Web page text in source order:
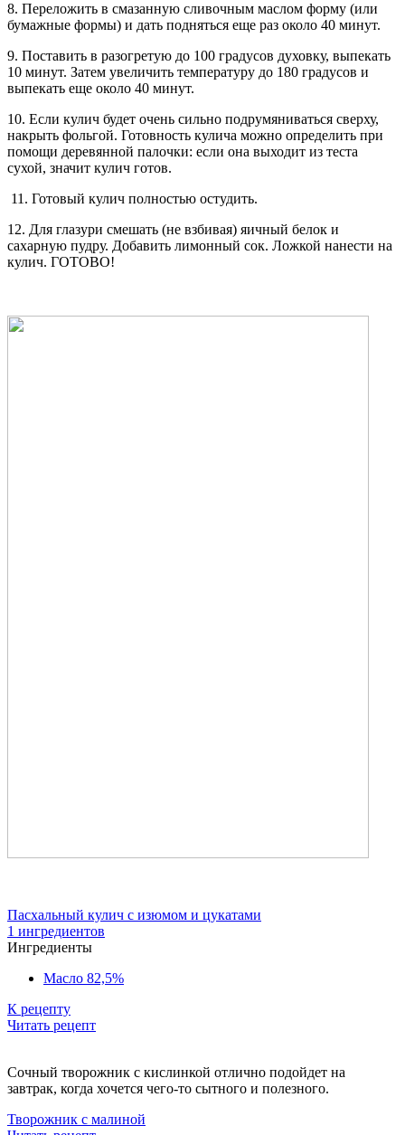
8. Переложить в смазанную сливочным маслом форму (или
бумажные формы) и дать подняться еще раз около 40 минут.
9. Поставить в разогретую до 100 градусов духовку, выпекать
10 минут. Затем увеличить температуру до 180 градусов и
выпекать еще около 40 минут.
10. Если кулич будет очень сильно подрумяниваться сверху,
накрыть фольгой. Готовность кулича можно определить при
помощи деревянной палочки: если она выходит из теста
сухой, значит кулич готов.
11. Готовый кулич полностью остудить.
12. Для глазури смешать (не взбивая) яичный белок и
сахарную пудру. Добавить лимонный сок. Ложкой нанести на
кулич. ГОТОВО!
Пасхальный кулич с изюмом и цукатами
1 ингредиентов
Ингредиенты
Масло 82,5%
К рецепту
Читать рецепт
Сочный творожник с кислинкой отлично подойдет на
завтрак, когда хочется чего-то сытного и полезного.
Творожник с малиной